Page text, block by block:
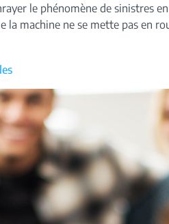
le phénomène de sinistres
machine ne se mette pas en